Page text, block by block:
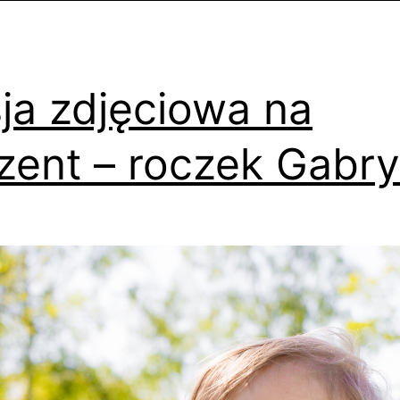
zdjęciowa na
– roczek